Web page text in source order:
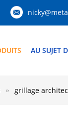
AU SUJET
grillage